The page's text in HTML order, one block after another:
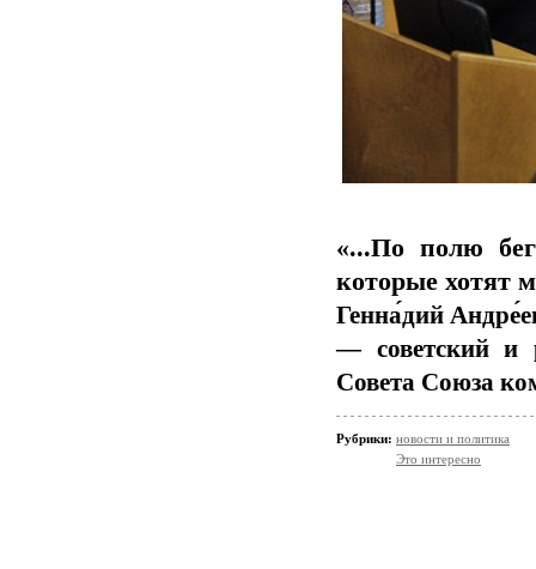
«...По полю
которые хотят
Генна́дий
— советский и
Совета Союза
Рубрики: новости и политика
Это интересно